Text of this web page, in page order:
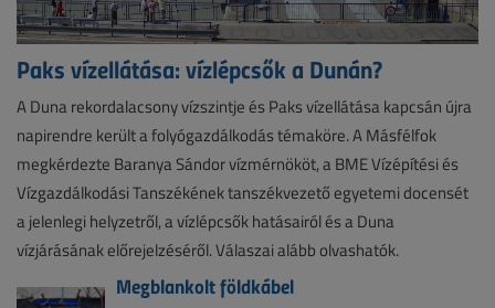
Paks vízellátása: vízlépcsők a Dunán?
A Duna rekordalacsony vízszintje és Paks vízellátása kapcsán újra
napirendre került a folyógazdálkodás témaköre. A Másfélfok
megkérdezte Baranya Sándor vízmérnököt, a BME Vízépítési és
Vízgazdálkodási Tanszékének tanszékvezető egyetemi docensét
a jelenlegi helyzetről, a vízlépcsők hatásairól és a Duna
vízjárásának előrejelzéséről. Válaszai alább olvashatók.
Megblankolt földkábel